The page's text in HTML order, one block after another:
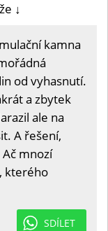
↓
kamna
od vyhasnutí.
a zbytek
ale na
A řešení,
mnozí
kterého
SDÍLET